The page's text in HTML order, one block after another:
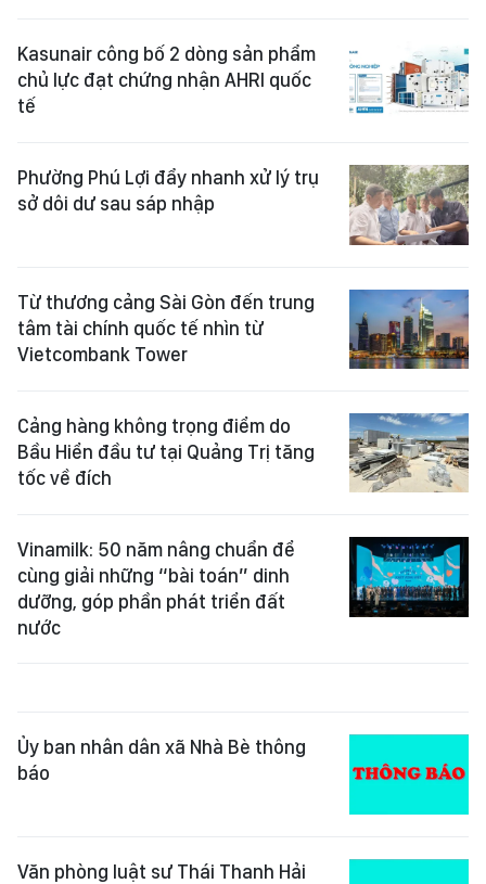
Kasunair công bố 2 dòng sản phẩm
chủ lực đạt chứng nhận AHRI quốc
tế
Phường Phú Lợi đẩy nhanh xử lý trụ
sở dôi dư sau sáp nhập
Từ thương cảng Sài Gòn đến trung
tâm tài chính quốc tế nhìn từ
Vietcombank Tower
Cảng hàng không trọng điểm do
Bầu Hiển đầu tư tại Quảng Trị tăng
tốc về đích
Vinamilk: 50 năm nâng chuẩn để
cùng giải những “bài toán” dinh
dưỡng, góp phần phát triển đất
nước
Ủy ban nhân dân xã Nhà Bè thông
báo
Văn phòng luật sư Thái Thanh Hải